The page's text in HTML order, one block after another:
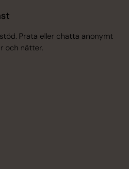
Prata eller chatta anonymt
och nätter.